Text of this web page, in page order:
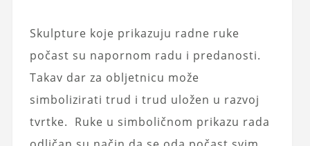
Skulpture koje prikazuju radne ruke
počast su napornom radu i predanosti.
Takav dar za obljetnicu može
simbolizirati trud i trud uložen u razvoj
tvrtke. Ruke u simboličnom prikazu rada